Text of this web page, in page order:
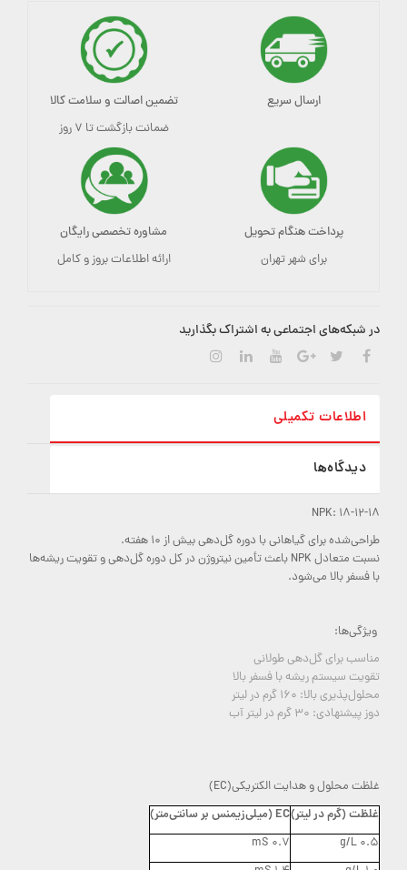
ارسال سریع تضمین اصالت و سلامت کالا
ضمانت بازگشت تا ۷ روز
پرداخت هنگام تحویل
برای شهر تهران
مشاوره تخصصی رایگان
ارائه اطلاعات بروز و کامل
در شبکه‌های اجتماعی به اشتراک بگذارید
اطلاعات تکمیلی
دیدگاه‌ها
NPK: 18-12-18
طراحی‌شده برای گیاهانی با دوره گل‌دهی بیش از ۱۰ هفته.
نسبت متعادل NPK باعث تأمین نیتروژن در کل دوره گل‌دهی و تقویت ریشه‌ها
با فسفر بالا می‌شود.
ویژگی‌ها:
مناسب برای گل‌دهی طولانی
تقویت سیستم ریشه با فسفر بالا
محلول‌پذیری بالا: 160 گرم در لیتر
دوز پیشنهادی: 30 گرم در لیتر آب
غلظت محلول و هدایت الکتریکی(EC)
غلظت (گرم در لیتر)EC (میلی‌زیمنس بر سانتی‌متر)
0.5 g/L
0.7 mS